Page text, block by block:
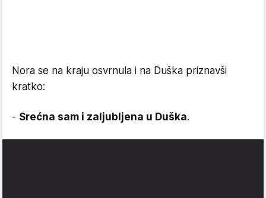
Nora se na kraju osvrnula i na Duška priznavši
kratko:
- Srećna sam i zaljubljena u Duška.